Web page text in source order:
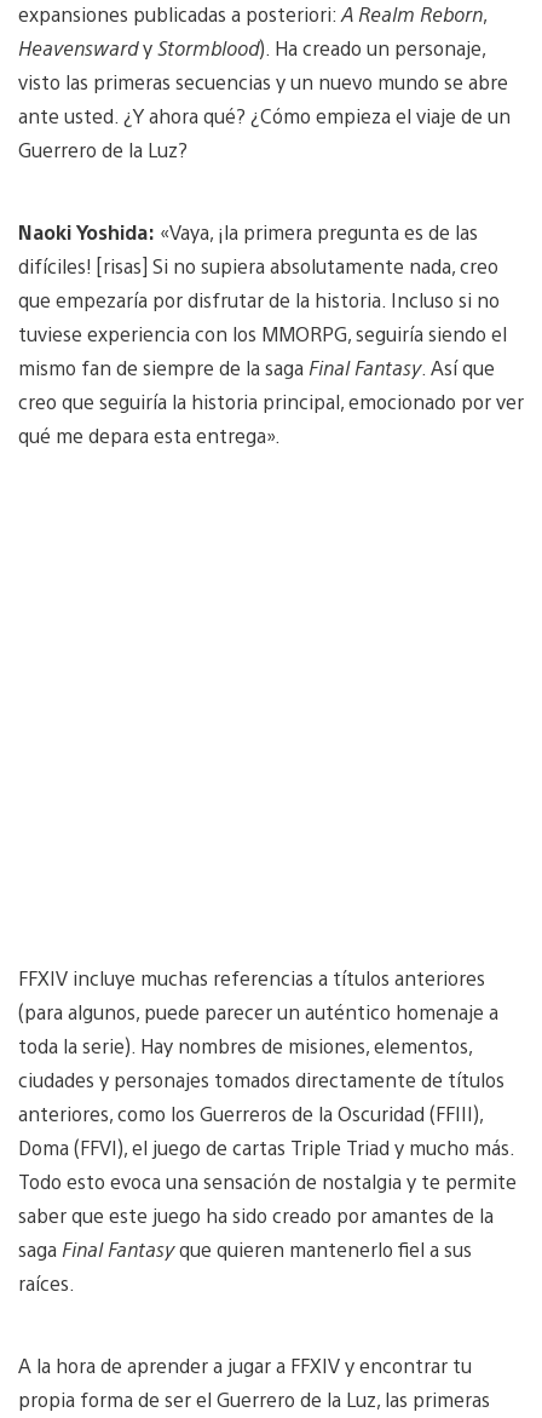
expansiones publicadas a posteriori:A Realm Reborn,
HeavenswardyStormblood). Ha creado un personaje,
visto las primeras secuencias y un nuevo mundo se abre
ante usted. ¿Y ahora qué? ¿Cómo empieza el viaje de un
Guerrero de la Luz?
Naoki Yoshida: «Vaya, ¡la primera pregunta es de las
difíciles! [risas] Si no supiera absolutamente nada, creo
que empezaría por disfrutar de la historia. Incluso si no
tuviese experiencia con los MMORPG, seguiría siendo el
mismo fan de siempre de la sagaFinal Fantasy. Así que
creo que seguiría la historia principal, emocionado por ver
qué me depara esta entrega».
FFXIV incluye muchas referencias a títulos anteriores
(para algunos, puede parecer un auténtico homenaje a
toda la serie). Hay nombres de misiones, elementos,
ciudades y personajes tomados directamente de títulos
anteriores, como los Guerreros de la Oscuridad (FFIII),
Doma (FFVI), el juego de cartas Triple Triad y mucho más.
Todo esto evoca una sensación de nostalgia y te permite
saber que este juego ha sido creado por amantes de la
sagaFinal Fantasyque quieren mantenerlo fiel a sus
raíces.
A la hora de aprender a jugar a FFXIV y encontrar tu
propia forma de ser el Guerrero de la Luz, las primeras